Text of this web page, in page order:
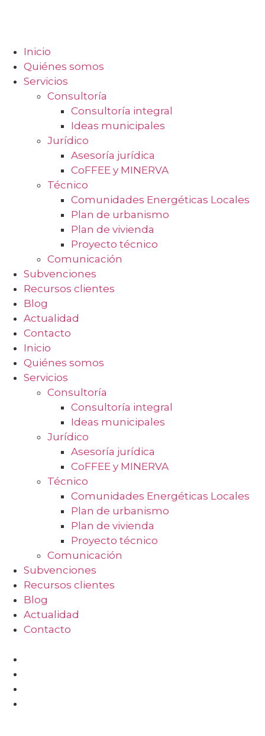
Inicio
Quiénes somos
Servicios
Consultoría
Consultoría integral
Ideas municipales
Jurídico
Asesoría jurídica
CoFFEE y MINERVA
Técnico
Comunidades Energéticas Locales
Plan de urbanismo
Plan de vivienda
Proyecto técnico
Comunicación
Subvenciones
Recursos clientes
Blog
Actualidad
Contacto
Inicio
Quiénes somos
Servicios
Consultoría
Consultoría integral
Ideas municipales
Jurídico
Asesoría jurídica
CoFFEE y MINERVA
Técnico
Comunidades Energéticas Locales
Plan de urbanismo
Plan de vivienda
Proyecto técnico
Comunicación
Subvenciones
Recursos clientes
Blog
Actualidad
Contacto